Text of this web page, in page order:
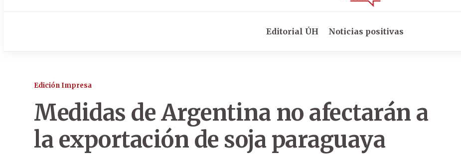
Editorial ÚH Noticias positivas
Edición Impresa
Medidas de Argentina no afectarán a
la exportación de soja paraguaya